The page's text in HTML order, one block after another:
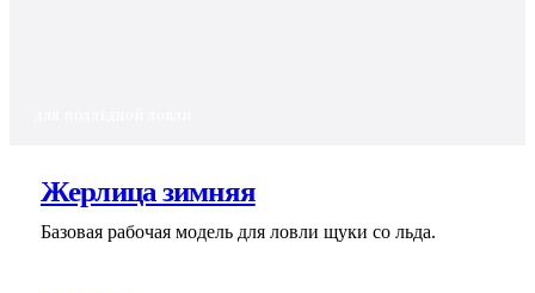
Жерлица зимняя
Базовая рабочая модель для ловли щуки со льда.